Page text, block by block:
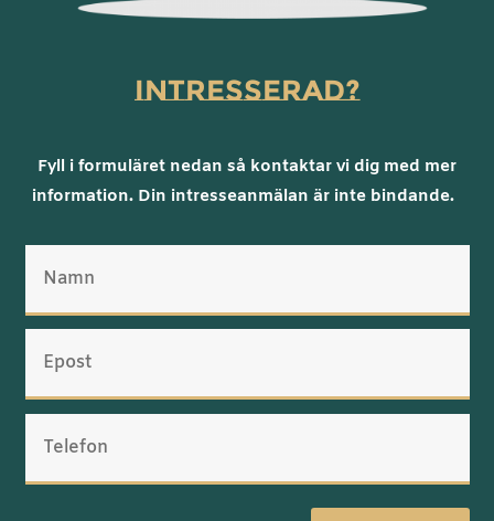
INTRESSERAD?
Fyll i formuläret nedan så kontaktar vi dig med mer
information. Din intresseanmälan är inte bindande.